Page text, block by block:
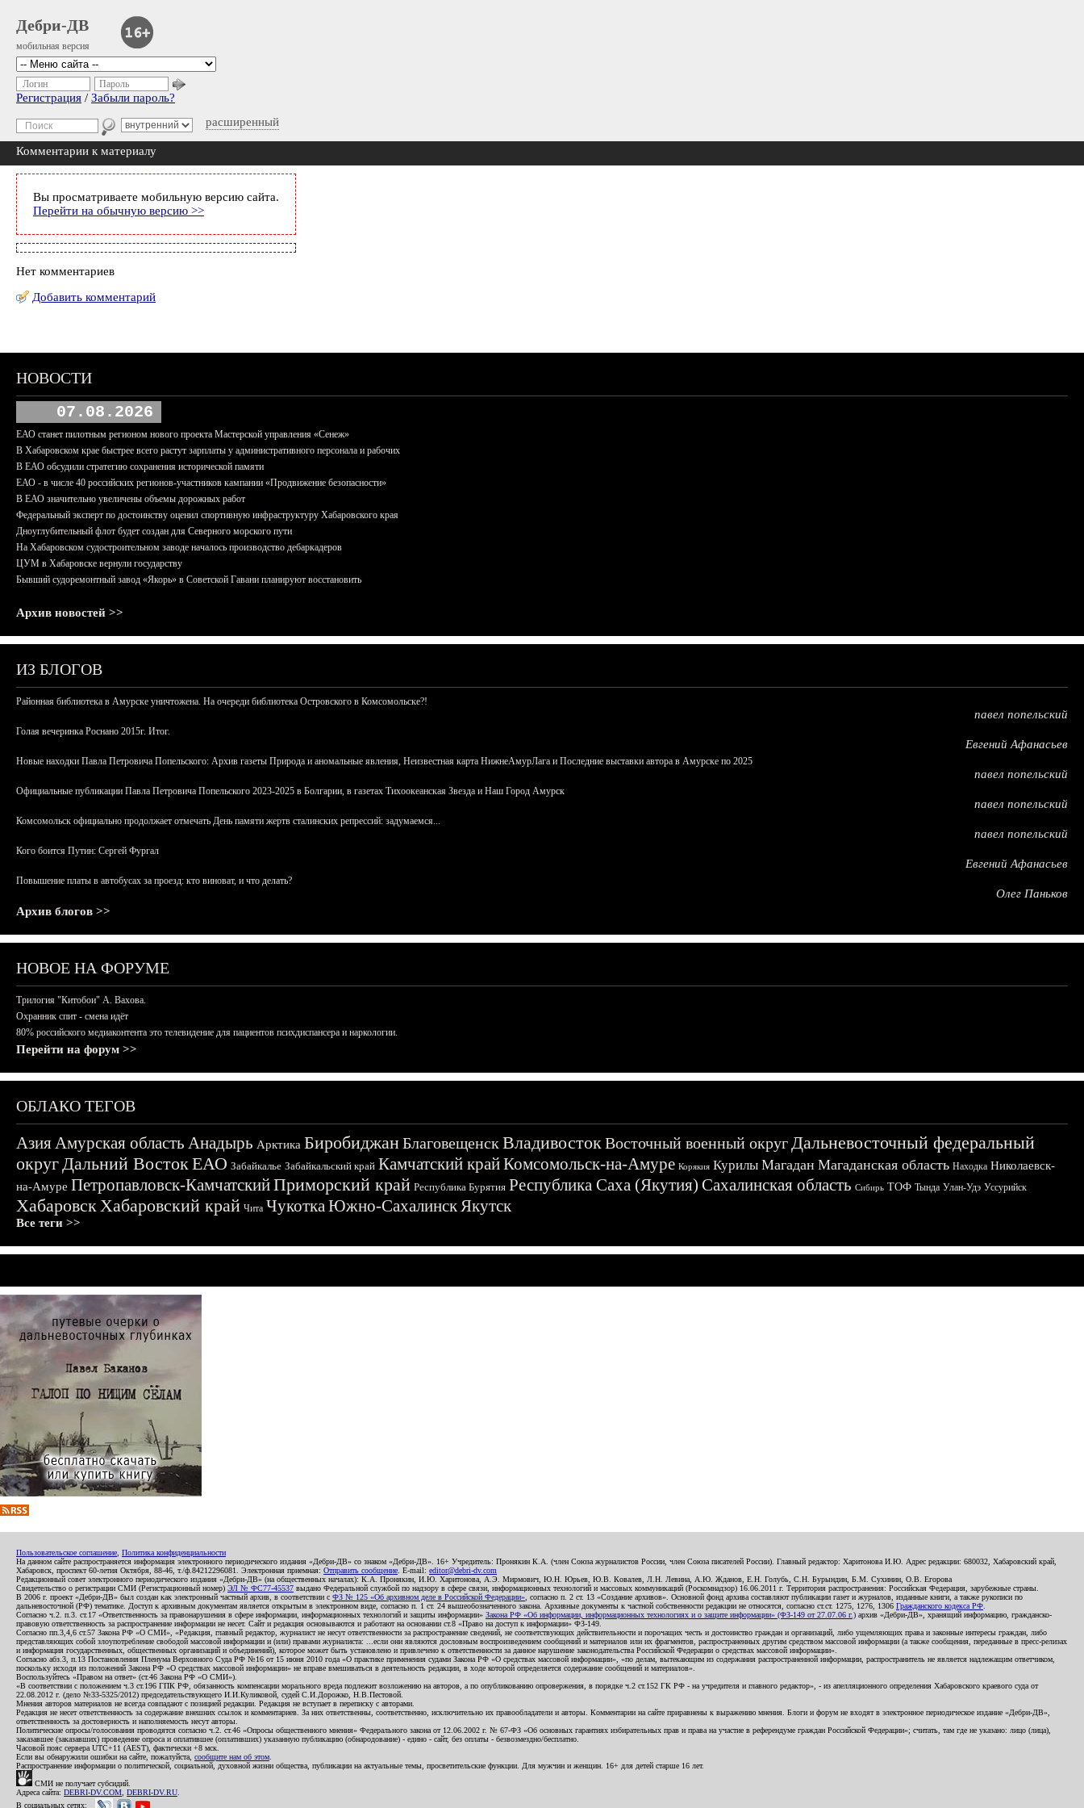
Дебри-ДВ
мобильная версия
расширенный
Логин Пароль
Регистрация / Забыли пароль?
Комментарии к материалу
Вы просматриваете мобильную версию сайта.
Перейти на обычную версию >>
Нет комментариев
Добавить комментарий
НОВОСТИ
07.08.2026
ЕАО станет пилотным регионом нового проекта Мастерской управления «Сенеж»
В Хабаровском крае быстрее всего растут зарплаты у административного персонала и рабочих
В ЕАО обсудили стратегию сохранения исторической памяти
ЕАО - в числе 40 российских регионов-участников кампании «Продвижение безопасности»
В ЕАО значительно увеличены объемы дорожных работ
Федеральный эксперт по достоинству оценил спортивную инфраструктуру Хабаровского края
Дноуглубительный флот будет создан для Северного морского пути
На Хабаровском судостроительном заводе началось производство дебаркадеров
ЦУМ в Хабаровске вернули государству
Бывший судоремонтный завод «Якорь» в Советской Гавани планируют восстановить
Архив новостей >>
ИЗ БЛОГОВ
Районная библиотека в Амурске уничтожена. На очереди библиотека Островского в Комсомольске?!
павел попельский
Голая вечеринка Роснано 2015г. Итог.
Евгений Афанасьев
Новые находки Павла Петровича Попельского: Архив газеты Природа и аномальные явления, Неизвестная карта НижнеАмурЛага и Последние выставки автора в Амурске по 2025
павел попельский
Официальные публикации Павла Петровича Попельского 2023-2025 в Болгарии, в газетах Тихоокеанская Звезда и Наш Город Амурск
павел попельский
Комсомольск официально продолжает отмечать День памяти жертв сталинских репрессий: задумаемся...
павел попельский
Кого боится Путин: Сергей Фургал
Евгений Афанасьев
Повышение платы в автобусах за проезд: кто виноват, и что делать?
Олег Паньков
Архив блогов >>
НОВОЕ НА ФОРУМЕ
Трилогия "Китобои" А. Вахова.
Охранник спит - смена идёт
80% российского медиаконтента это телевидение для пациентов психдиспансера и наркологии.
Перейти на форум >>
ОБЛАКО ТЕГОВ
АзияАмурская область Анадырь Арктика БиробиджанБлаговещенскВладивостокВосточный военный округДальневосточный федеральный
округДальний ВостокЕАО Забайкалье Забайкальский край Камчатский крайКомсомольск-на-Амуре Корякия Курилы Магадан Магаданская область Находка Николаевск-
на-Амуре Петропавловск-КамчатскийПриморский край Республика Бурятия Республика Саха (Якутия) Сахалинская область Сибирь ТОФ Тында Улан-Удэ Уссурийск
ХабаровскХабаровский край Чита ЧукоткаЮжно-СахалинскЯкутск
Все теги >>
Пользовательское соглашение Политика конфиденциальности
На данном сайте распространяется информация электронного периодического издания «Дебри-ДВ» со знаком «Дебри-ДВ». 16+ Учредитель: Пронякин К.А. (член Союза журналистов России, член Союза писателей России). Главный редактор: Харитонова И.Ю. Адрес редакции: 680032, Хабаровский край,
Хабаровск, проспект 60-летия Октября, 88-46, т./ф.84212296081. Электронная приемная: Отправить сообщение . E-mail: editor@debri-dv.com
Редакционный совет электронного периодического издания «Дебри-ДВ» (на общественных началах): К.А. Пронякин, И.Ю. Харитонова, А.Э. Мирмович, Ю.Н. Юрьев, Ю.В. Ковалев, Л.Н. Левина, А.Ю. Жданов, Е.Н. Голубь, С.Н. Бурындин, Б.М. Сухинин, О.В. Егорова
Свидетельство о регистрации СМИ (Регистрационный номер) ЭЛ № ФС77-45537 выдано Федеральной службой по надзору в сфере связи, информационных технологий и массовых коммуникаций (Роскомнадзор) 16.06.2011 г. Территория распространения: Российская Федерация, зарубежные страны.
В 2006 г. проект «Дебри-ДВ» был создан как электронный частный архив, в соответствии с ФЗ № 125 «Об архивном деле в Российской Федерации» , согласно п. 2 ст. 13 «Создание архивов». Основной фонд архива составляют публикации газет и журналов, изданные книги, а также рукописи по
дальневосточной (РФ) тематике. Доступ к архивным документам является открытым в электронном виде, согласно п. 1 ст. 24 вышеобозначенного закона. Архивные документы к частной собственности редакции не относятся, согласно ст.ст. 1275, 1276, 1306 Гражданского кодекса РФ
Согласно ч.2. п.3. ст.17 «Ответственность за правонарушения в сфере информации, информационных технологий и защиты информации» Закона РФ «Об информации, информационных технологиях и о защите информации» (ФЗ-149 от 27.07.06 г.) архив «Дебри-ДВ», хранящий информацию, гражданско-
правовую ответственность за распространение информации не несет. Сайт и редакция основываются и работают на основании ст.8 «Право на доступ к информации» ФЗ-149.
Согласно пп.3,4,6 ст.57 Закона РФ «О СМИ», «Редакция, главный редактор, журналист не несут ответственности за распространение сведений, не соответствующих действительности и порочащих честь и достоинство граждан и организаций, либо ущемляющих права и законные интересы граждан, либо
представляющих собой злоупотребление свободой массовой информации и (или) правами журналиста: ...если они являются дословным воспроизведением сообщений и материалов или их фрагментов, распространенных другим средством массовой информации (а также сообщения, переданные в пресс-релизах
и информация государственных, общественных организаций и объединений), которое может быть установлено и привлечено к ответственности за данное нарушение законодательства Российской Федерации о средствах массовой информации».
Согласно абз.3, п.13 Постановления Пленума Верховного Суда РФ №16 от 15 июня 2010 года «О практике применения судами Закона РФ «О средствах массовой информации», «по делам, вытекающим из содержания распространенной информации, распространитель не является надлежащим ответчиком,
поскольку исходя из положений Закона РФ «О средствах массовой информации» не вправе вмешиваться в деятельность редакции, в ходе которой определяется содержание сообщений и материалов».
Воспользуйтесь «Правом на ответ» (ст.46 Закона РФ «О СМИ»).
«В соответствии с положением ч.3 ст.196 ГПК РФ, обязанность компенсации морального вреда подлежит возложению на авторов, а по опубликованию опровержения, в порядке ч.2 ст.152 ГК РФ - на учредителя и главного редактор», - из апелляционного определения Хабаровского краевого суда от
22.08.2012 г. (дело №33-5325/2012) председательствующего И.И.Куликовой, судей С.И.Дорожко, Н.В.Пестовой.
Мнения авторов материалов не всегда совпадают с позицией редакции. Редакция не вступает в переписку с авторами.
Редакция не несет ответственность за содержание внешних ссылок и комментариев. За них ответственны, соответственно, исключительно их правообладатели и авторы. Комментарии на сайте приравнены к выражению мнения. Блоги и форум не входят в электронное периодическое издание «Дебри-ДВ»,
ответственность за достоверность и наполняемость несут авторы.
Политические опросы/голосования проводятся согласно ч.2. ст.46 «Опросы общественного мнения» Федерального закона от 12.06.2002 г. № 67-ФЗ «Об основных гарантиях избирательных прав и права на участие в референдуме граждан Российской Федерации»; считать, там где не указано: лицо (лица),
заказавшее (заказавших) проведение опроса и оплатившее (оплативших) указанную публикацию (обнародование) - едино - сайт, без оплаты - безвозмездно/бесплатно.
Часовой пояс сервера UTC+11 (AEST), фактически +8 мск.
Если вы обнаружили ошибки на сайте, пожалуйста, сообщите нам об этом
Распространение информации о политической, социальной, духовной жизни общества, публикации на актуальные темы, просветительские функции. Для мужчин и женщин. 16+ для детей старше 16 лет.
СМИ не получает субсидий.
Адреса сайта: DEBRI-DV.COM DEBRI-DV.RU
В социальных сетях: